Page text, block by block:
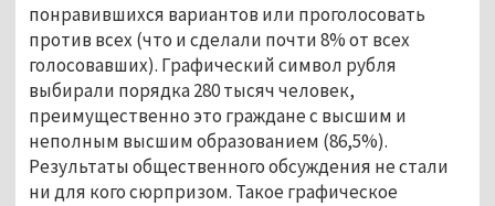
понравившихся вариантов или проголосовать
против всех (что и сделали почти 8% от всех
голосовавших). Графический символ рубля
выбирали порядка 280 тысяч человек,
преимущественно это граждане с высшим и
неполным высшим образованием (86,5%).
Результаты общественного обсуждения не стали
ни для кого сюрпризом. Такое графическое